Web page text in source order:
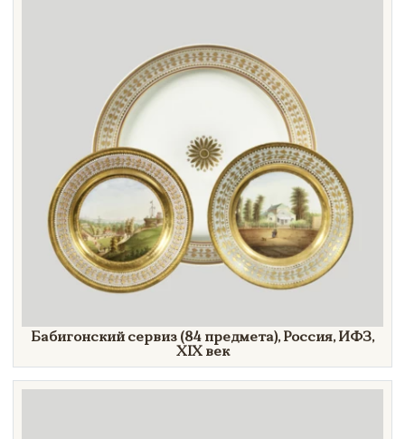
Бабигонский сервиз (84 предмета), Россия, ИФЗ,
XIX век